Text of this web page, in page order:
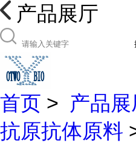
产品展厅
首页 > 产品展
抗原抗体原料